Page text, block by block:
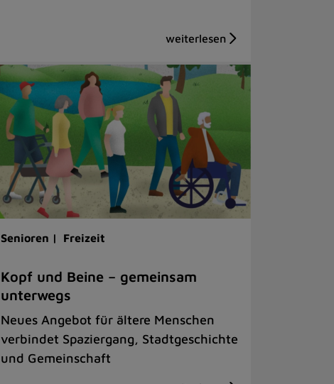
Senioren | Freizeit
Kopf und Beine – gemeinsam
unterwegs
Neues Angebot für ältere Menschen
verbindet Spaziergang, Stadtgeschichte
und Gemeinschaft